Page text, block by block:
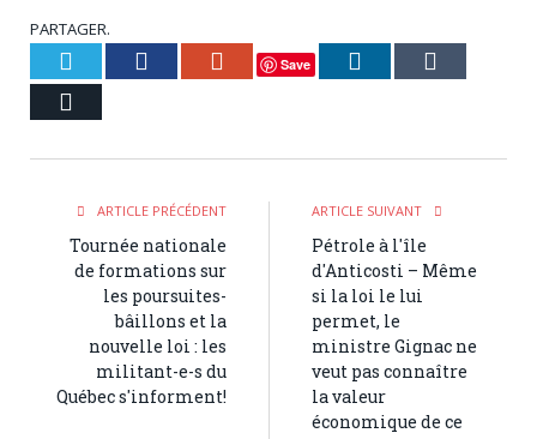
PARTAGER.
Twitter Facebook Google+
Save LinkedIn
ARTICLE PRÉCÉDENT
Tournée nationale
de formations sur
les poursuites-
bâillons et la
nouvelle loi : les
militant-e-s du
Québec s'informent!
ARTICLE SUIVANT
Pétrole à l'île
d'Anticosti – Même
si la loi le lui
permet, le
ministre Gignac ne
veut pas connaître
la valeur
économique de ce